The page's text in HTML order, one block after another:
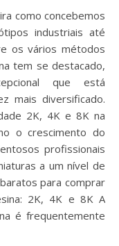
industriais até
os vários métodos
tem se destacado,
que está
mais diversificado.
2K, 4K e 8K na
o crescimento do
profissionais
a um nível de
para comprar
2K, 4K e 8K A
é frequentemente